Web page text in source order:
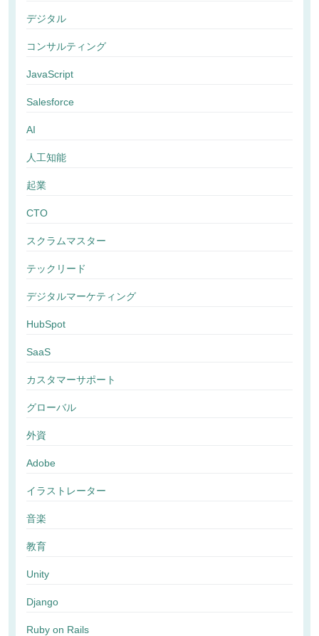
デジタル
コンサルティング
JavaScript
Salesforce
AI
人工知能
起業
CTO
スクラムマスター
テックリード
デジタルマーケティング
HubSpot
SaaS
カスタマーサポート
グローバル
外資
Adobe
イラストレーター
音楽
教育
Unity
Django
Ruby on Rails